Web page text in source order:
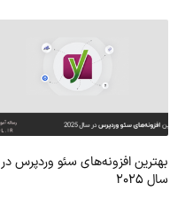
بهترین افزونه‌های سئو وردپرس در
سال ۲۰۲۵